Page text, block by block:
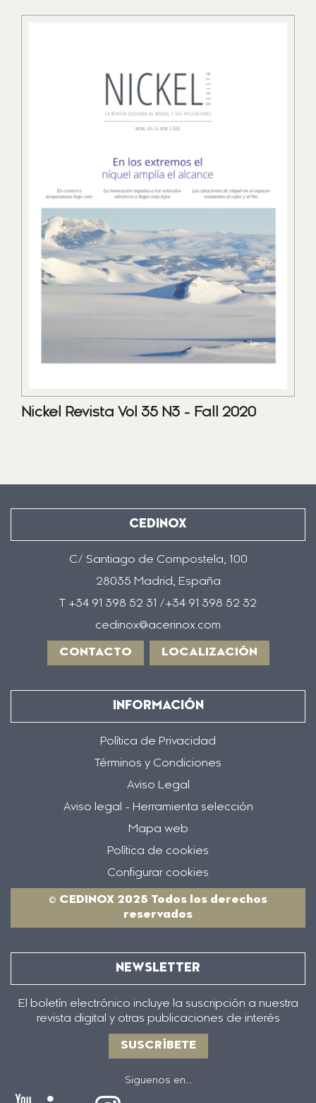
Nickel Revista Vol 35 N3 - Fall 2020
CEDINOX
C/ Santiago de Compostela, 100
28035 Madrid, España
T +34 91 398 52 31 /+34 91 398 52 32
cedinox@acerinox.com
CONTACTO LOCALIZACIÓN
INFORMACIÓN
Política de Privacidad
Términos y Condiciones
Aviso Legal
Aviso legal - Herramienta selección
Mapa web
Política de cookies
Configurar cookies
© CEDINOX 2025 Todos los derechos
reservados
NEWSLETTER
El boletín electrónico incluye la suscripción a nuestra
revista digital y otras publicaciones de interés
SUSCRÍBETE
Siguenos en...